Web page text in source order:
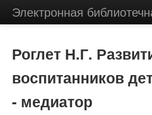
Электронная
Роглет Н.Г.
воспитанников
- медиатор